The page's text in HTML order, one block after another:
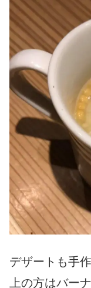
デザートも手
上の方はバー